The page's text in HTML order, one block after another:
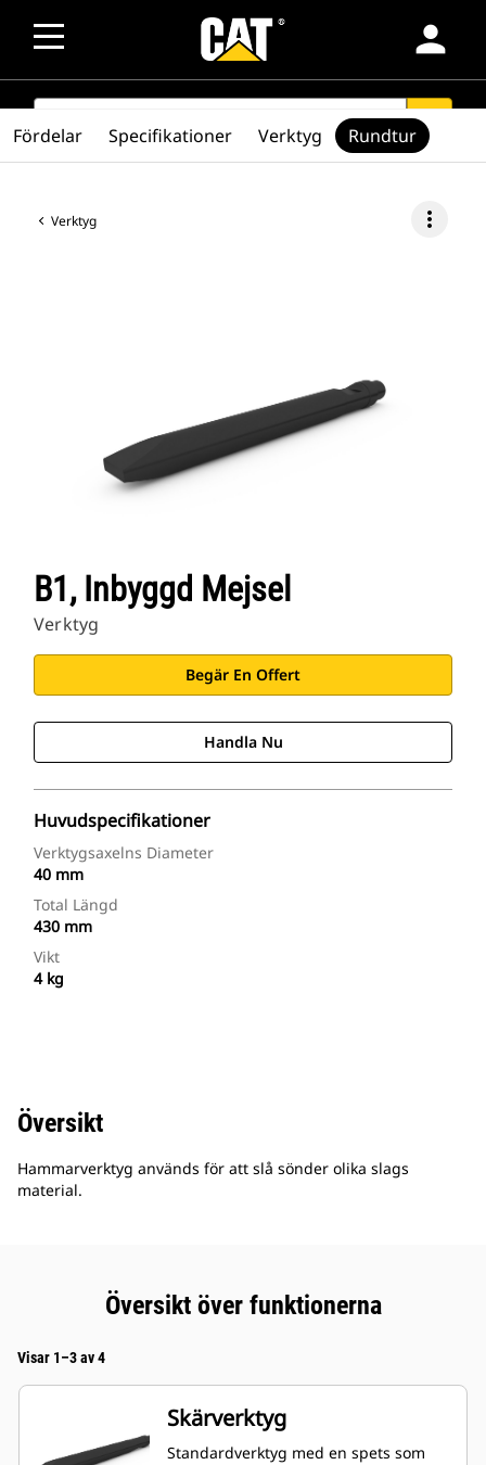
person
SEARCH search
Verktyg more_vert
B1, Inbyggd Mejsel
Verktyg
Begär En Offert
Handla Nu
Huvudspecifikationer
Verktygsaxelns Diameter
40 mm
Total Längd
430 mm
Vikt
4 kg
Fördelar Specifikationer Verktyg Rundtur
Översikt
Hammarverktyg används för att slå sönder olika slags
material.
Översikt över funktionerna
Visar 1–3 av 4
Skärverktyg
Standardverktyg med en spets som